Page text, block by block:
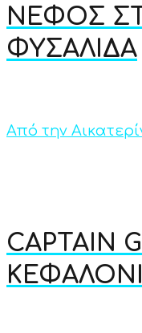
ΝΕΦΟΣ
ΦΥΣΑΛΙΔΑ
Από την
CAPTAIN